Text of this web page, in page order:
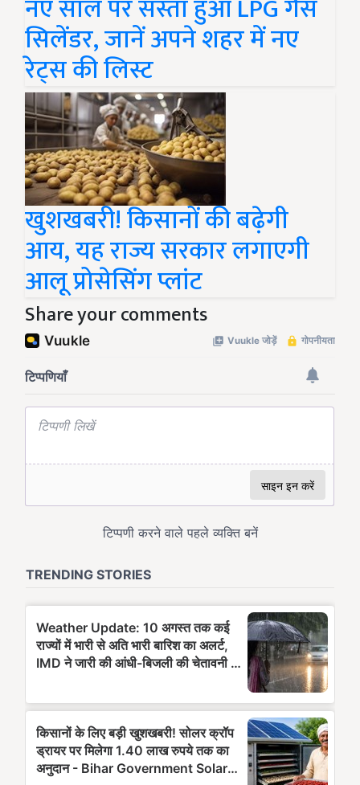
नए साल पर सस्ता हुआ LPG गैस
सिलेंडर, जानें अपने शहर में नए
रेट्स की लिस्ट
खुशखबरी! किसानों की बढ़ेगी
आय, यह राज्य सरकार लगाएगी
आलू प्रोसेसिंग प्लांट
Share your comments